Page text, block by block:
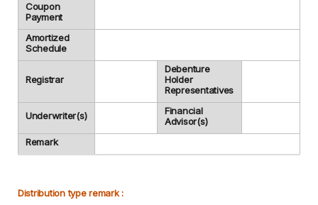
Coupon
Payment
Amortized
Schedule
Registrar
Debenture
Holder
Representatives
Underwriter(s)
Financial
Advisor(s)
Remark
Distribution type remark :